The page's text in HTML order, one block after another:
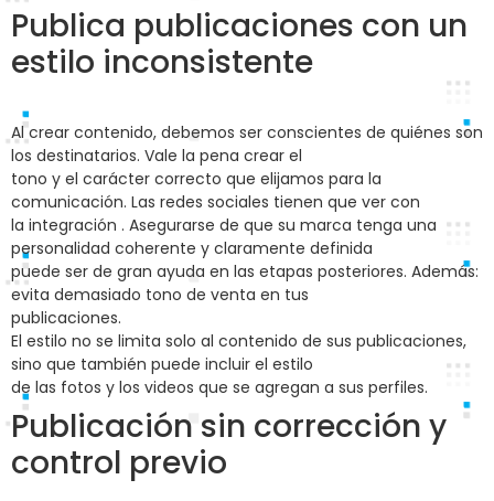
Publica publicaciones con un
estilo inconsistente
Al crear contenido, debemos ser conscientes de quiénes son
los destinatarios. Vale la pena crear el
tono y el carácter correcto que elijamos para la
comunicación. Las redes sociales tienen que ver con
la integración . Asegurarse de que su marca tenga una
personalidad coherente y claramente definida
puede ser de gran ayuda en las etapas posteriores. Además:
evita demasiado tono de venta en tus
publicaciones.
El estilo no se limita solo al contenido de sus publicaciones,
sino que también puede incluir el estilo
de las fotos y los videos que se agregan a sus perfiles.
Publicación sin corrección y
control previo